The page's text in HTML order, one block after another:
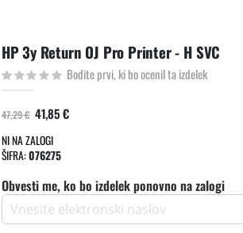
HP 3y Return OJ Pro Printer - H SVC
Bodite prvi, ki bo ocenil ta izdelek
47,29 € 41,85 €
NI NA ZALOGI
ŠIFRA 076275
Obvesti me, ko bo izdelek ponovno na zalogi